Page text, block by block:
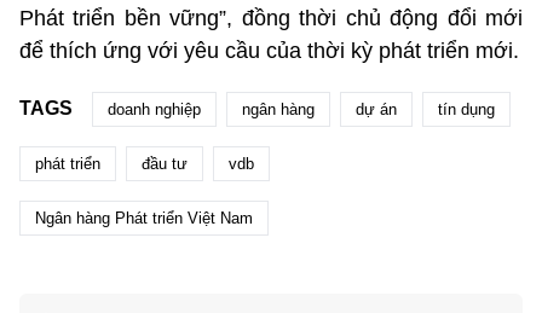
Phát triển bền vững”, đồng thời chủ động đổi mới
để thích ứng với yêu cầu của thời kỳ phát triển mới.
TAGS doanh nghiệp ngân hàng dự án tín dụng
phát triển đầu tư vdb
Ngân hàng Phát triển Việt Nam